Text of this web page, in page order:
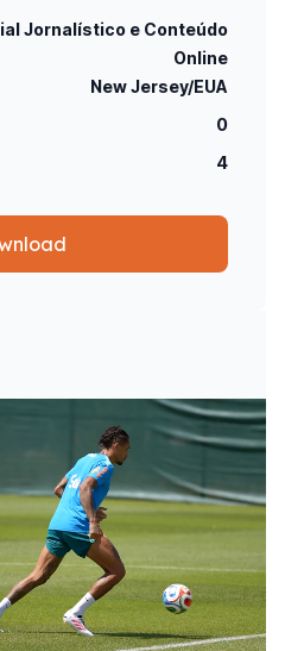
Jornalístico e Conteúdo
Online
New Jersey/EUA
0
4